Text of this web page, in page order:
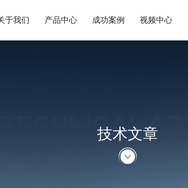
于我们 产品中心 成功案例 视频中心
TECHNICAL
技术文章